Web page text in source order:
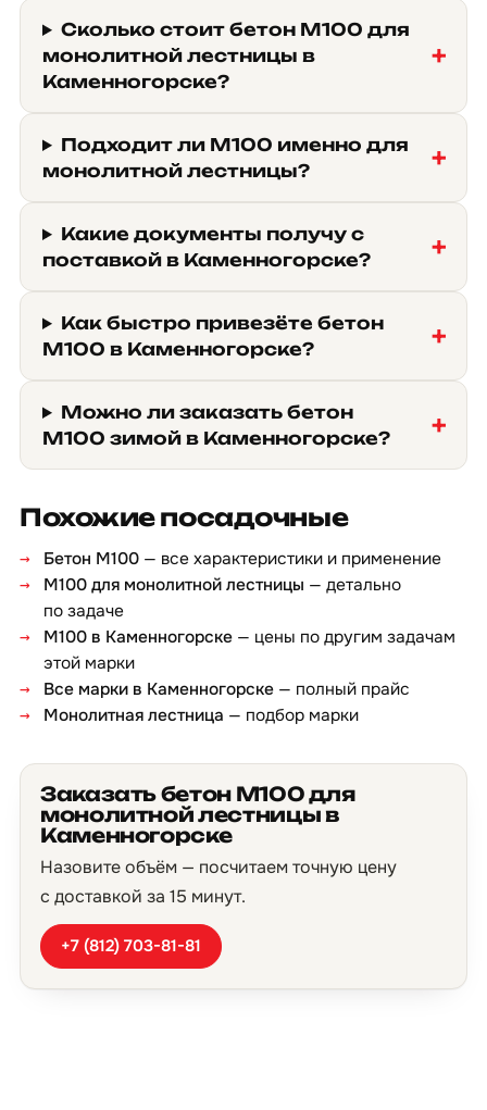
Сколько стоит бетон М100 для
монолитной лестницы в
Каменногорске?
Подходит ли М100 именно для
монолитной лестницы?
Какие документы получу с
поставкой в Каменногорске?
Как быстро привезёте бетон
М100 в Каменногорске?
Можно ли заказать бетон
М100 зимой в Каменногорске?
Похожие посадочные
Бетон М100 — все характеристики и применение
М100 для монолитной лестницы — детально
по задаче
М100 в Каменногорске — цены по другим задачам
этой марки
Все марки в Каменногорске — полный прайс
Монолитная лестница — подбор марки
Заказать бетон М100 для
монолитной лестницы в
Каменногорске
Назовите объём — посчитаем точную цену
с доставкой за 15 минут.
+7 (812) 703-81-81